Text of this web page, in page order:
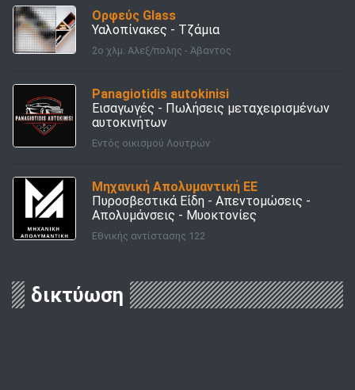
Ορφεύς Glass
Υαλοπίνακες - Τζάμια
2ο χλμ. Αλεξ/πολης - Άβαντος
Panagiotidis autokinisi
Εισαγωγές - Πωλήσεις μεταχειρισμένων
αυτοκινήτων
Εντός οικισμού Λουτρών
Μηχανική Απολυμαντική ΕΕ
Πυροσβεστικά Είδη - Απεντομώσεις -
Απολυμάνσεις - Μυοκτονίες
Εθνικής αντίστασης 122
δικτύωση